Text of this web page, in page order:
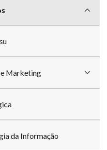
e Marketing
da Informação